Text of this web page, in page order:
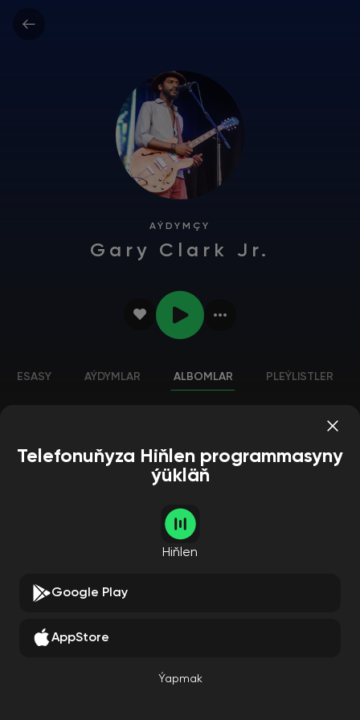
AÝDYMÇY
Gary Clark Jr.
ESASY AÝDYMLAR ALBOMLAR PLEÝLISTLER
JPEG RAW
Gary Clark Jr.
Telefonuňyza Hiňlen programmasyny
ýükläň
Hiňlen
Google Play
AppStore
Ýapmak